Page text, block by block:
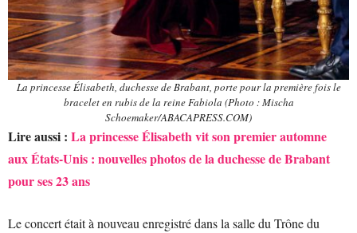
La princesse Élisabeth, duchesse de Brabant, porte pour la première fois le
bracelet en rubis de la reine Fabiola (Photo : Mischa
Schoemaker/ABACAPRESS.COM)
Lire aussi : La princesse Élisabeth vit son premier automne
aux États-Unis : nouvelles photos de la duchesse de Brabant
pour ses 23 ans
Le concert était à nouveau enregistré dans la salle du Trône du